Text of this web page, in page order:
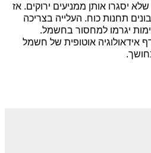
יסגרו אותן ממניעים ירוקים. אז
תחנות כוח. העלייה בצריכה
יגרמו למחסור בחשמל.
אידאולוגיה אוטופית של חשמל